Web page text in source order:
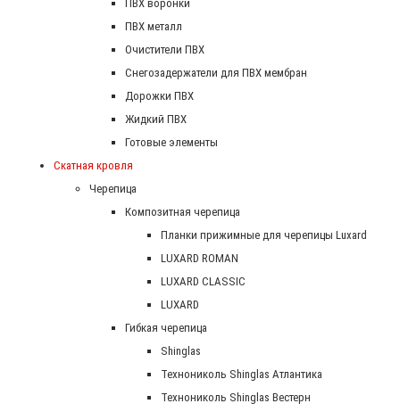
ПВХ воронки
ПВХ металл
Очистители ПВХ
Снегозадержатели для ПВХ мембран
Дорожки ПВХ
Жидкий ПВХ
Готовые элементы
Скатная кровля
Черепица
Композитная черепица
Планки прижимные для черепицы Luxard
LUXARD ROMAN
LUXARD CLASSIC
LUXARD
Гибкая черепица
Shinglas
Технониколь Shinglas Атлантика
Технониколь Shinglas Вестерн